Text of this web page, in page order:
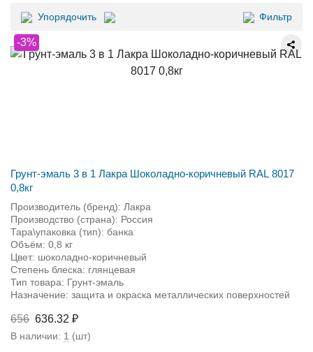
Упорядочить Фильтр
-3%
Грунт-эмаль 3 в 1 Лакра Шоколадно-коричневый RAL 8017
0,8кг
Производитель (бренд): Лакра
Производство (страна): Россия
Тара\упаковка (тип): банка
Объём: 0,8 кг
Цвет: шоколадно-коричневый
Степень блеска: глянцевая
Тип товара: Грунт-эмаль
Назначение: защита и окраска металлических поверхностей
656 636.32 ₽
В наличии: 1 (шт)